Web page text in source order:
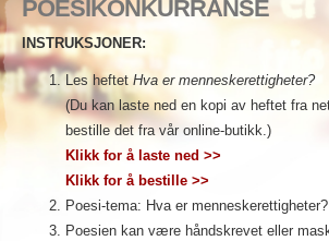
Historien om Unge for
Lederstab
Rådgivende komite
UFMRI’s samarbeidspartnere
Proklamasjoner & anerkjennelser
Bakgrunnen for
Verdenserklæringen om
Menneskerettigheter
Velkommen
Detaljer om undervisningspakken
Resultater fra lærere
Menneskerettighetspensum
Pedagog programmere
Gjør noe med det
Engasjer deg
petisjon
Medlemskap & donasjon
Grupper
Forkjempere for
Forkjempere for
Menneskerettighetsorganisasjoner
Menneskerettighetsovergrep
Nyheter
Ordre
Kontakt
POESIKONKURRANSE
INSTRUKSJONER:
Les heftetHva er menneskerettigheter?
(Du kan laste ned en kopi av heftet fra
bestille det fra vår online-butikk.)
Klikk for å laste ned >>
Klikk for å bestille >>
Poesi-tema: Hva er menneskerettigheter?
Poesien kan være håndskrevet eller